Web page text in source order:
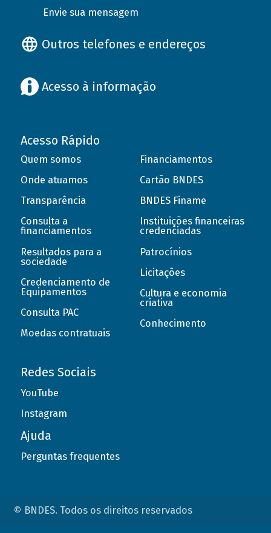
Envie sua mensagem
Outros telefones e endereços
Acesso à informação
Acesso Rápido
Quem somos
Onde atuamos
Transparência
Consulta a
financiamentos
Resultados para a
sociedade
Credenciamento de
Equipamentos
Consulta PAC
Moedas contratuais
Financiamentos
Cartão BNDES
BNDES Finame
Instituições financeiras
credenciadas
Patrocínios
Licitações
Cultura e economia
criativa
Conhecimento
Redes Sociais
YouTube
Instagram
Ajuda
Perguntas frequentes
© BNDES. Todos os direitos reservados